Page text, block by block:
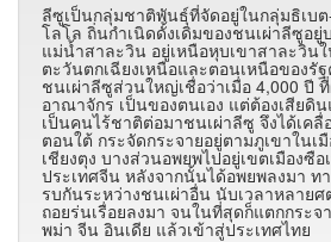
ลีซูเป็นกลุ่มชาติพันธุ์ที่จัดอยู่ในกลุ่มธิเบ
โลโล ถิ่นกำเนิดดั้งเดิมของชนเผ่าลีซูอ
แม่น้ำสาละวิน อยู่เหนือหุบเขาสาละวิ
ตะวันตกเฉียงเหนือและตอนเหนือของรั
ชนเผ่าลีซูส่วนใหญ่เชื่อว่าเมื่อ 4,000 ปี
อาณาจักร เป็นของตนเอง แต่ต้องเสียดิ
เป็นคนไร้ชาติต่อมาชนเผ่าลีซู จึงได้เค
ตอนใต้ กระจัดกระจายอยู่ตามภูเขาในเมื
เชียงตุง บางส่วนอพยพไปอยู่เขตเมืองซื
ประเทศจีน หลังจากนั้นได้อพยพลงมา ทา
รบกันระหว่างชนเผ่าอื่น นับเวลาหลาย
ถอยร่นเรื่อยลงมา จนในที่สุดก็แตกกระจ
พม่า จีน อินเดีย แล้วเข้าสู่ประเทศไทย